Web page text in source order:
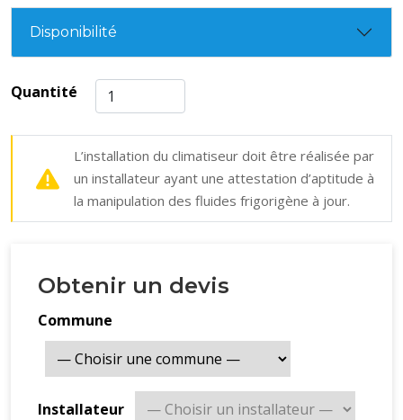
Liaison électrique (Alim-UE/UI-Comm°): 3G2,5-4G1,5-
2x075
Dimensions de l'unité intérieure / Poids net (HxLxP
en mm) : 302x957x213 / 10 kg
Dimensions de l'unité extérieure / Poids net (HxLxP
en mm) : 554x805x330 / 32,7 kg
Débit d'air unité intérieure : 9 m³/min
Débit d'air unité extérieure : 35 m³/min
Disponibilité
Quantité
L’installation du climatiseur doit être réalisée par
un installateur ayant une attestation d’aptitude à
la manipulation des fluides frigorigène à jour.
Obtenir un devis
Commune
Installateur